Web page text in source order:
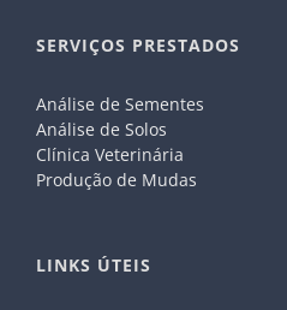
SERVIÇOS PRESTADOS
Análise de Sementes
Análise de Solos
Clínica Veterinária
Produção de Mudas
LINKS ÚTEIS